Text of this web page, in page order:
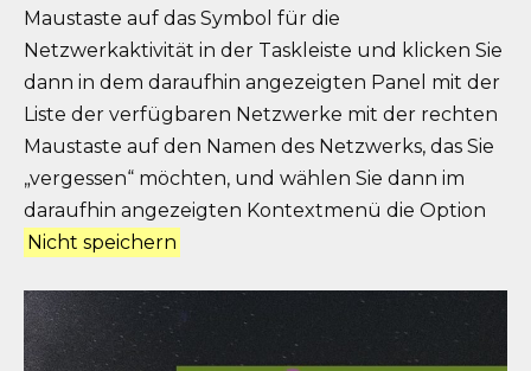
Maustaste auf das Symbol für die
Netzwerkaktivität in der Taskleiste und klicken Sie
dann in dem daraufhin angezeigten Panel mit der
Liste der verfügbaren Netzwerke mit der rechten
Maustaste auf den Namen des Netzwerks, das Sie
„vergessen“ möchten, und wählen Sie dann im
daraufhin angezeigten Kontextmenü die Option
Nicht speichern